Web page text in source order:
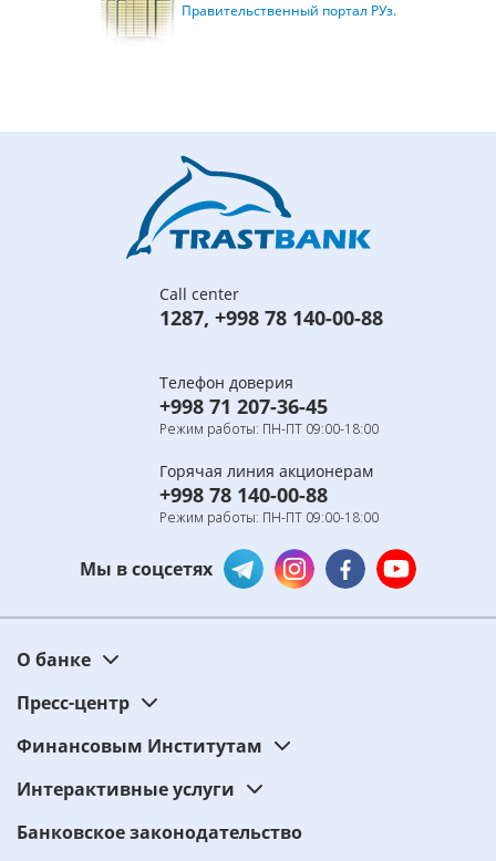
Правительственный портал РУз.
Call center
1287, +998 78 140-00-88
Телефон доверия
+998 71 207-36-45
Режим работы: ПН-ПТ 09:00-18:00
Горячая линия акционерам
+998 78 140-00-88
Режим работы: ПН-ПТ 09:00-18:00
Мы в соцсетях
О банке
Пресс-центр
Финансовым Институтам
Интерактивные услуги
Банковское законодательство